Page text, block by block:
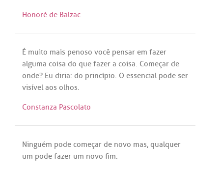
Honoré de Balzac
É muito mais penoso você pensar em fazer
alguma coisa do que fazer a coisa. Começar de
onde? Eu diria: do princípio. O essencial pode ser
visível aos olhos.
Constanza Pascolato
Ninguém pode começar de novo mas, qualquer
um pode fazer um novo fim.